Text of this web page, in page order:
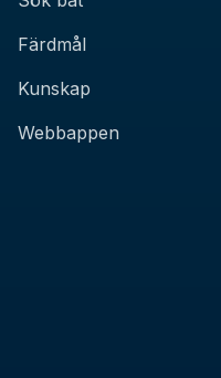
Färdmål
Kunskap
Webbappen